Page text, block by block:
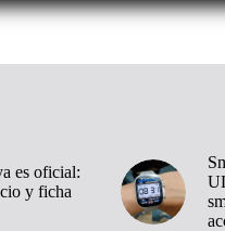
es oficial:
y ficha